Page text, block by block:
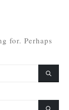
for. Perhaps